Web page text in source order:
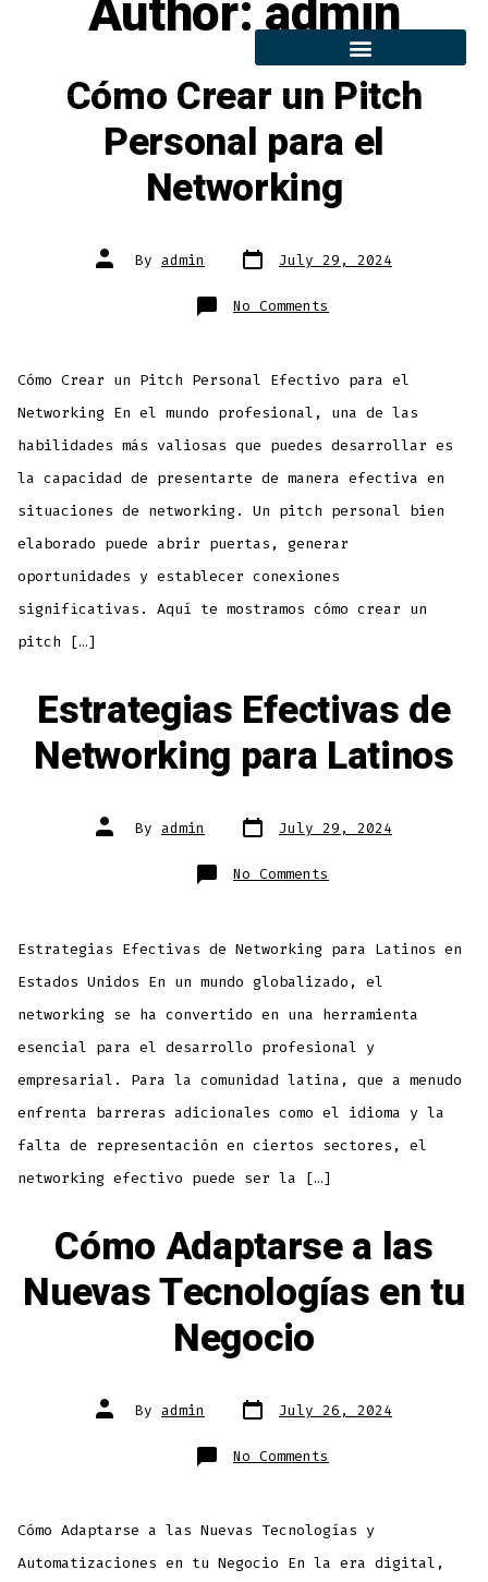
Author:admin
Cómo Crear un Pitch
Personal para el
Networking
By admin July 29, 2024
No Comments
Cómo Crear un Pitch Personal Efectivo para el
Networking En el mundo profesional, una de las
habilidades más valiosas que puedes desarrollar es
la capacidad de presentarte de manera efectiva en
situaciones de networking. Un pitch personal bien
elaborado puede abrir puertas, generar
oportunidades y establecer conexiones
significativas. Aquí te mostramos cómo crear un
pitch […]
Estrategias Efectivas de
Networking para Latinos
By admin July 29, 2024
No Comments
Estrategias Efectivas de Networking para Latinos en
Estados Unidos En un mundo globalizado, el
networking se ha convertido en una herramienta
esencial para el desarrollo profesional y
empresarial. Para la comunidad latina, que a menudo
enfrenta barreras adicionales como el idioma y la
falta de representación en ciertos sectores, el
networking efectivo puede ser la […]
Cómo Adaptarse a las
Nuevas Tecnologías en tu
Negocio
By admin July 26, 2024
No Comments
Cómo Adaptarse a las Nuevas Tecnologías y
Automatizaciones en tu Negocio En la era digital,